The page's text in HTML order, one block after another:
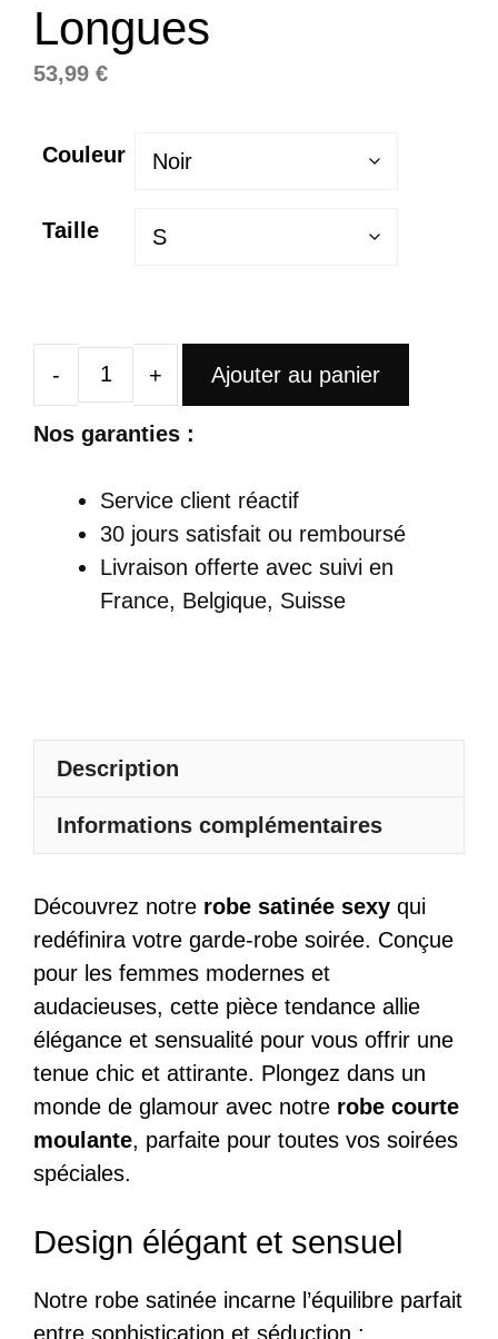
Longues
53,99 €
Couleur
Taille
quantité
de
Satin
Sexy
Courte
Moulante
Ajouter au panier
Nos garanties :
Service client réactif
30 jours satisfait ou remboursé
Livraison offerte avec suivi en
France, Belgique, Suisse
Description
Informations complémentaires
Découvrez notre robe satinée sexy qui
redéfinira votre garde-robe soirée. Conçue
pour les femmes modernes et
audacieuses, cette pièce tendance allie
élégance et sensualité pour vous offrir une
tenue chic et attirante. Plongez dans un
monde de glamour avec notre robe courte
moulante, parfaite pour toutes vos soirées
spéciales.
Design élégant et sensuel
Notre robe satinée incarne l’équilibre parfait
entre sophistication et séduction :